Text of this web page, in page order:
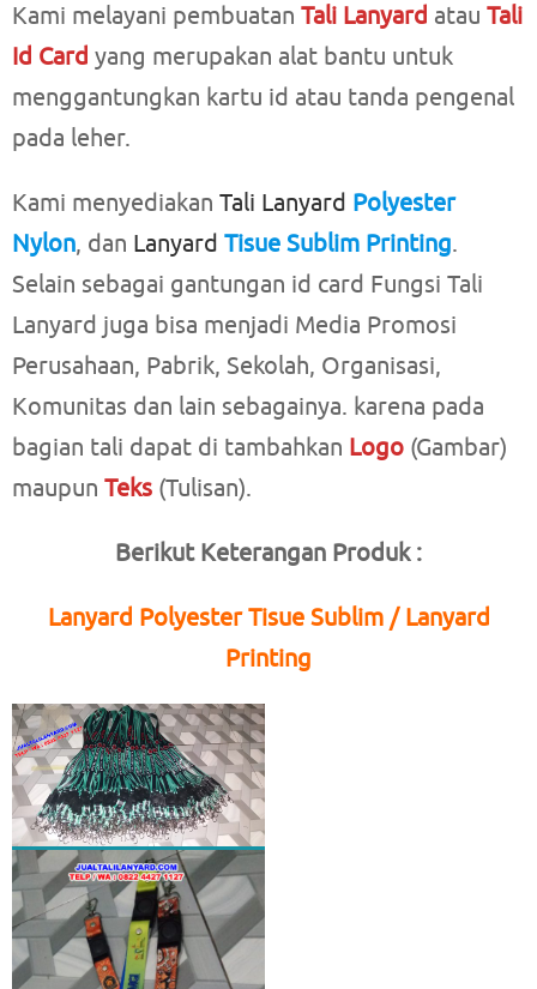
Kami melayani pembuatan Tali Lanyard atau Tali
Id Card yang merupakan alat bantu untuk
menggantungkan kartu id atau tanda pengenal
pada leher.
Kami menyediakan Tali Lanyard Polyester
Nylon, dan Lanyard Tisue Sublim Printing.
Selain sebagai gantungan id card Fungsi Tali
Lanyard juga bisa menjadi Media Promosi
Perusahaan, Pabrik, Sekolah, Organisasi,
Komunitas dan lain sebagainya. karena pada
bagian tali dapat di tambahkan Logo (Gambar)
maupun Teks (Tulisan).
Berikut Keterangan Produk :
Lanyard Polyester Tisue Sublim / Lanyard
Printing